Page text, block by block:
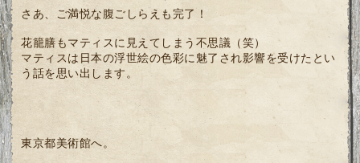
さあ、ご満悦な腹ごしらえも完了！
花籠膳もマティスに見えてしまう不思議（笑）
マティスは日本の浮世絵の色彩に魅了され影響を受けたとい
う話を思い出します。
東京都美術館へ。